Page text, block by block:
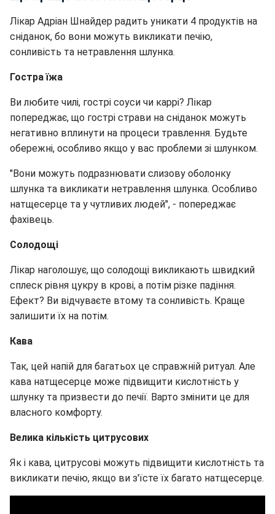
Лікар Адріан Шнайдер радить уникати 4 продуктів на
сніданок, бо вони можуть викликати печію,
сонливість та нетравлення шлунка.
Гостра їжа
Ви любите чилі, гострі соуси чи каррі? Лікар
попереджає, що гострі страви на сніданок можуть
негативно вплинути на процеси травлення. Будьте
обережні, особливо якщо у вас проблеми зі шлунком.
"Вони можуть подразнювати слизову оболонку
шлунка та викликати нетравлення шлунка. Особливо
натщесерце та у чутливих людей", - попереджає
фахівець.
Солодощі
Лікар наголошує, що солодощі викликають швидкий
сплеск рівня цукру в крові, а потім різке падіння.
Ефект? Ви відчуваєте втому та сонливість. Краще
залишити їх на потім.
Кава
Так, цей напій для багатьох це справжній ритуал. Але
кава натщесерце може підвищити кислотність у
шлунку та призвести до печії. Варто змінити це для
власного комфорту.
Велика кількість цитрусових
Як і кава, цитрусові можуть підвищити кислотність та
викликати печію, якщо ви з'їсте їх багато натщесерце.